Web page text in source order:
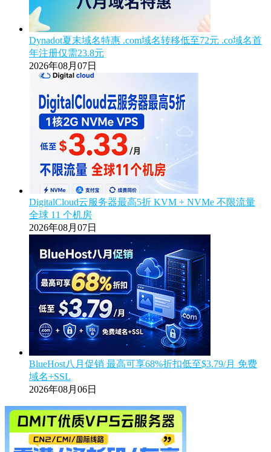
Dynadot夏末域名特惠 .com域名转移低至72元 .co域名首
年注册仅需23.8元
2026年08月07日
DigitalCloud云服务器最高5折 KVM + NVMe 不限流量
全球 11 个机房
2026年08月07日
BlueHost八月促销 最高可享68%折扣低至$3.79/月 免费
域名+SSL
2026年08月06日